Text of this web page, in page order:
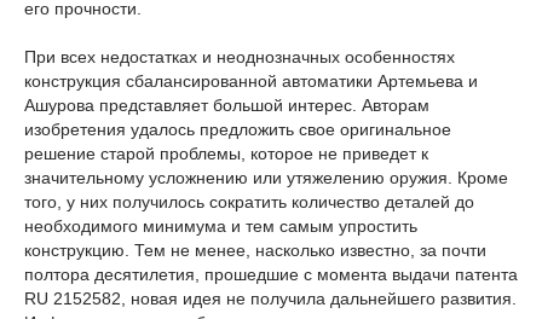
его прочности.
При всех недостатках и неоднозначных особенностях
конструкция сбалансированной автоматики Артемьева и
Ашурова представляет большой интерес. Авторам
изобретения удалось предложить свое оригинальное
решение старой проблемы, которое не приведет к
значительному усложнению или утяжелению оружия. Кроме
того, у них получилось сократить количество деталей до
необходимого минимума и тем самым упростить
конструкцию. Тем не менее, насколько известно, за почти
полтора десятилетия, прошедшие с момента выдачи патента
RU 2152582, новая идея не получила дальнейшего развития.